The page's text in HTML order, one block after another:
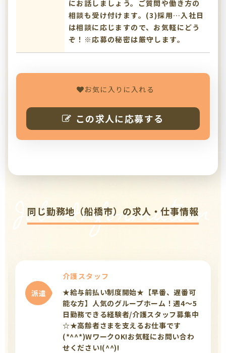
にお話しましょう。ご質問や働き方の
相談も受け付けます。(3)採用…入社日
は相談に応じますので、お気軽にどう
ぞ！※応募の秘密は厳守します。
お気に入りに入れる
この求人に応募する
Job Information
同じ勤務地（船橋市）の求人・仕事情報
派遣
介護スタッフ
★給与前払い制度開始★【早番、遅番可
能な方】人気のグループホーム！週4～5
日勤務できる経験者/介護スタッフ募集中
☆★高齢者さまを支えるお仕事です
(*^^*)WワークOK!お気軽にお問い合わ
せください!(^^)!